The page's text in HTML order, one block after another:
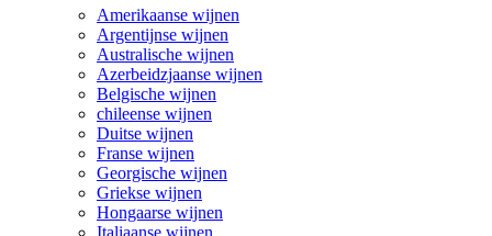
Amerikaanse wijnen
Argentijnse wijnen
Australische wijnen
Azerbeidzjaanse wijnen
Belgische wijnen
chileense wijnen
Duitse wijnen
Franse wijnen
Georgische wijnen
Griekse wijnen
Hongaarse wijnen
Italiaanse wijnen